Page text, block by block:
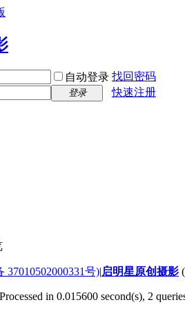
自动登录 找回密码
登录
快速注册
37010502000331号)|启明星原创摄影
in 0.015600 second(s), 2